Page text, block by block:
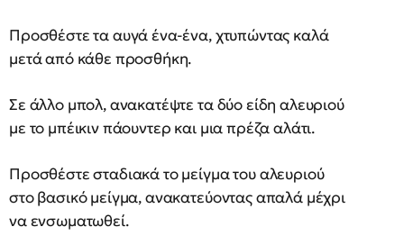
Προσθέστε τα αυγά ένα-ένα, χτυπώντας καλά
μετά από κάθε προσθήκη.
Σε άλλο μπολ, ανακατέψτε τα δύο είδη αλευριού
με το μπέικιν πάουντερ και μια πρέζα αλάτι.
Προσθέστε σταδιακά το μείγμα του αλευριού
στο βασικό μείγμα, ανακατεύοντας απαλά μέχρι
να ενσωματωθεί.